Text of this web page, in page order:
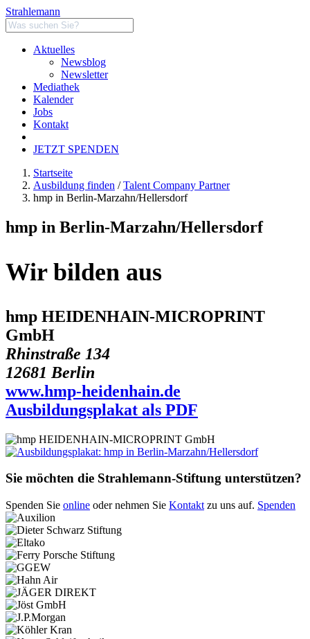
Strahlemann
Aktuelles
Newsblog
Newsletter
Mediathek
Kalender
Jobs
Kontakt
JETZT SPENDEN
Startseite
Ausbildung finden /Talent Company Partner
hmp in Berlin-Marzahn/Hellersdorf
hmp in Berlin-Marzahn/Hellersdorf
Wir bilden aus
hmp HEIDENHAIN-MICROPRINT
GmbH
Rhinstraße 134
12681 Berlin
www.hmp-heidenhain.de
Ausbildungsplakat als PDF
Sie möchten die Strahlemann-Stiftung unterstützen?
Spenden Sie online oder nehmen Sie Kontakt zu uns auf. Spenden